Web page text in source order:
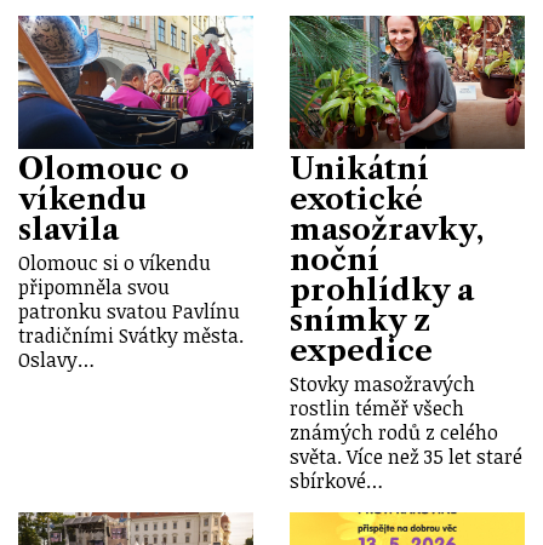
Olomouc o
víkendu
slavila
Olomouc si o víkendu
připomněla svou
patronku svatou Pavlínu
tradičními Svátky města.
Oslavy…
Unikátní
exotické
masožravky,
noční
prohlídky a
snímky z
expedice
Stovky masožravých
rostlin téměř všech
známých rodů z celého
světa. Více než 35 let staré
sbírkové…